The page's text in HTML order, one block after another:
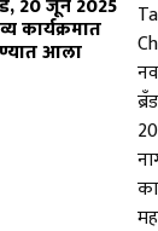
20 जून 2025
कार्यक्रमात
आला